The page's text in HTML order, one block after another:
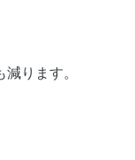
ります。